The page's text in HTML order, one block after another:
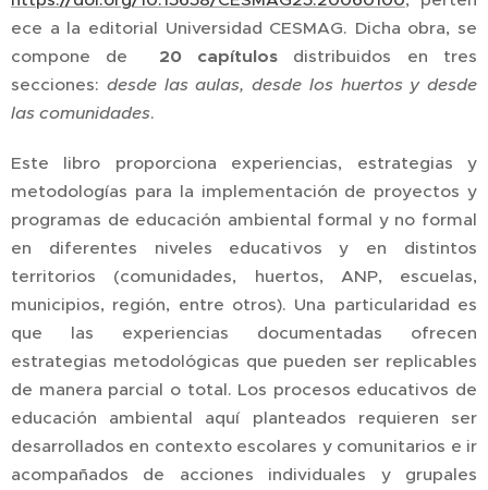
ece a la editorial Universidad CESMAG. Dicha obra, se
compone de
20 capítulos distribuidos en tres
secciones: desde las aulas, desde los huertos y desde
las comunidades.
Este libro proporciona experiencias, estrategias y
metodologías para la implementación de proyectos y
programas de educación ambiental formal y no formal
en diferentes niveles educativos y en distintos
territorios (comunidades, huertos, ANP, escuelas,
municipios, región, entre otros). Una particularidad es
que las experiencias documentadas ofrecen
estrategias metodológicas que pueden ser replicables
de manera parcial o total. Los procesos educativos de
educación ambiental aquí planteados requieren ser
desarrollados en contexto escolares y comunitarios e ir
acompañados de acciones individuales y grupales